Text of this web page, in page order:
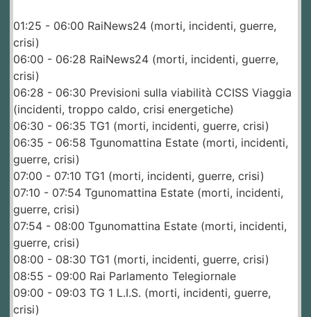
01:25 - 06:00 RaiNews24 (morti, incidenti, guerre,
crisi)
06:00 - 06:28 RaiNews24 (morti, incidenti, guerre,
crisi)
06:28 - 06:30 Previsioni sulla viabilità CCISS Viaggia
(incidenti, troppo caldo, crisi energetiche)
06:30 - 06:35 TG1 (morti, incidenti, guerre, crisi)
06:35 - 06:58 Tgunomattina Estate (morti, incidenti,
guerre, crisi)
07:00 - 07:10 TG1 (morti, incidenti, guerre, crisi)
07:10 - 07:54 Tgunomattina Estate (morti, incidenti,
guerre, crisi)
07:54 - 08:00 Tgunomattina Estate (morti, incidenti,
guerre, crisi)
08:00 - 08:30 TG1 (morti, incidenti, guerre, crisi)
08:55 - 09:00 Rai Parlamento Telegiornale
09:00 - 09:03 TG 1 L.I.S. (morti, incidenti, guerre,
crisi)